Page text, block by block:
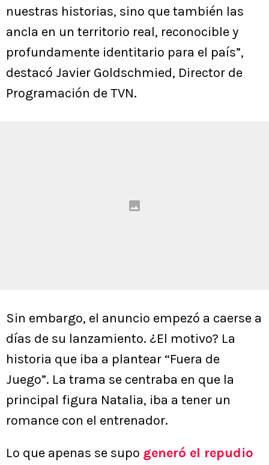
nuestras historias, sino que también las
ancla en un territorio real, reconocible y
profundamente identitario para el país”,
destacó Javier Goldschmied, Director de
Programación de TVN.
Sin embargo, el anuncio empezó a caerse a
días de su lanzamiento. ¿El motivo? La
historia que iba a plantear “Fuera de
Juego”. La trama se centraba en que la
principal figura Natalia, iba a tener un
romance con el entrenador.
Lo que apenas se supo generó el repudio